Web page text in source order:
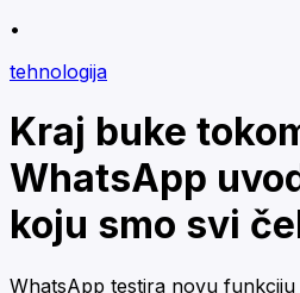
•
tehnologija
Kraj buke
WhatsApp
koju smo svi
WhatsApp testira novu funkciju